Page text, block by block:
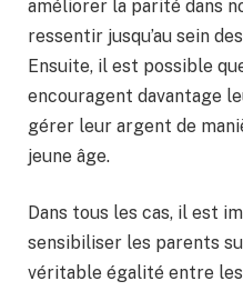
améliorer la parité dans
ressentir jusqu’au sein
Ensuite, il est possible
encouragent davantage
gérer leur argent de
jeune âge.
Dans tous les cas, il est
sensibiliser les parents
véritable égalité entre